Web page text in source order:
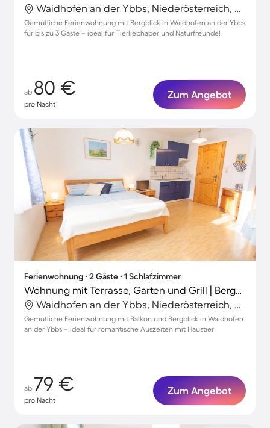
Waidhofen an der Ybbs, Niederösterreich, Österreich
Gemütliche Ferienwohnung mit Bergblick in Waidhofen an der Ybbs
für bis zu 3 Gäste – ideal für Tierliebhaber und Naturfreunde!
ab 80 €
pro Nacht
Zum Angebot
Ferienwohnung ∙ 2 Gäste ∙ 1 Schlafzimmer
Wohnung mit Terrasse, Garten und Grill | Bergblick
Waidhofen an der Ybbs, Niederösterreich, Österreich
Gemütliche Ferienwohnung mit Balkon und Bergblick in Waidhofen
an der Ybbs – ideal für romantische Auszeiten mit Haustier
ab 79 €
pro Nacht
Zum Angebot